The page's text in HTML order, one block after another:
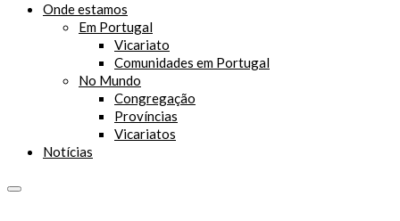
Onde estamos
Em Portugal
Vicariato
Comunidades em Portugal
No Mundo
Congregação
Províncias
Vicariatos
Notícias